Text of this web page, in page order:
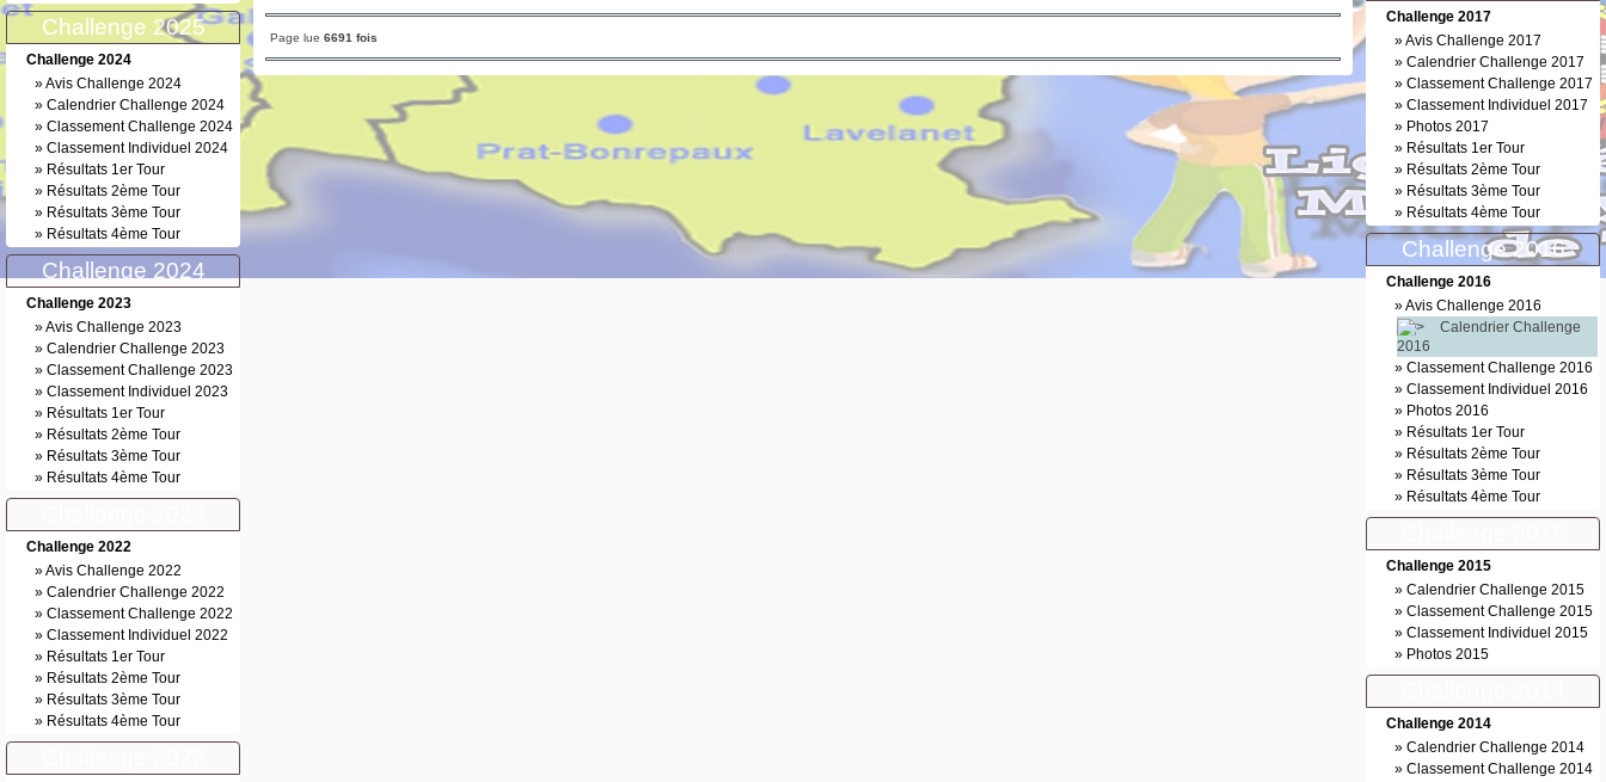
Challenge 2025
Challenge 2024
»Avis Challenge 2024
» Calendrier Challenge 2024
» Classement Challenge 2024
» Classement Individuel 2024
» Résultats 1er Tour
» Résultats 2ème Tour
» Résultats 3ème Tour
» Résultats 4ème Tour
Challenge 2024
Challenge 2023
»Avis Challenge 2023
» Calendrier Challenge 2023
» Classement Challenge 2023
» Classement Individuel 2023
» Résultats 1er Tour
» Résultats 2ème Tour
» Résultats 3ème Tour
» Résultats 4ème Tour
Challenge 2022
»Avis Challenge 2022
» Calendrier Challenge 2022
» Classement Challenge 2022
» Classement Individuel 2022
» Résultats 1er Tour
» Résultats 2ème Tour
» Résultats 3ème Tour
» Résultats 4ème Tour
Page lue 6691 fois
Challenge 2017
»Avis Challenge 2017
» Calendrier Challenge 2017
» Classement Challenge 2017
» Classement Individuel 2017
» Photos 2017
» Résultats 1er Tour
» Résultats 2ème Tour
» Résultats 3ème Tour
» Résultats 4ème Tour
Challenge 2016
Challenge 2016
»Avis Challenge 2016
Calendrier Challenge
2016
» Classement Challenge 2016
» Classement Individuel 2016
» Photos 2016
» Résultats 1er Tour
» Résultats 2ème Tour
» Résultats 3ème Tour
» Résultats 4ème Tour
Challenge 2015
» Calendrier Challenge 2015
» Classement Challenge 2015
» Classement Individuel 2015
» Photos 2015
Challenge 2014
» Calendrier Challenge 2014
» Classement Challenge 2014